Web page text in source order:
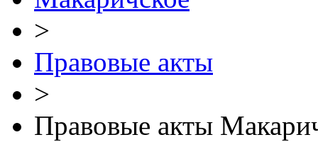
>
Правовые акты
>
Правовые акты